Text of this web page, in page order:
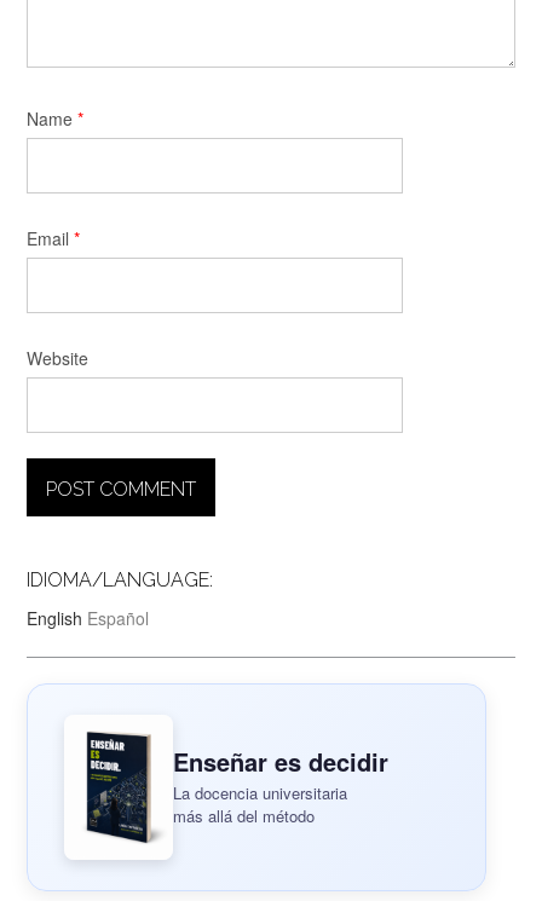
Name *
Email *
Website
IDIOMA/LANGUAGE:
English Español
Enseñar es decidir
La docencia universitaria
más allá del método